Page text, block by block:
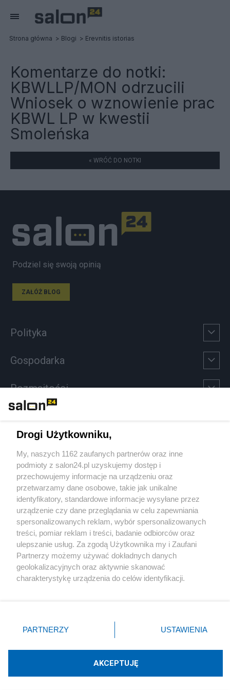
Strona główna Blogi Erevnitis istorias
Komentarze do notki:
KBWLLP/MON odrzucili
Wniosek o wznowienie prac
KBWL LP w kwestii
Smoleńska
« WRÓĆ DO NOTKI
Podziel się swoją opinią
ZAŁÓŻ BLOG
Polityka
Gospodarka
Rozmaitości
Sport
Społeczeństwo
Kultura
X Facebook Instagram Youtube
Technologię dostarcza:W3media.pl
Drogi Użytkowniku,
My, naszych 1162 zaufanych partnerów oraz inne
podmioty z salon24.pl uzyskujemy dostęp i
przechowujemy informacje na urządzeniu oraz
przetwarzamy dane osobowe, takie jak unikalne
identyfikatory, standardowe informacje wysyłane przez
urządzenie czy dane przeglądania w celu zapewniania
spersonalizowanych reklam, wybór spersonalizowanych
treści, pomiar reklam i treści, badanie odbiorców oraz
ulepszanie usług. Za zgodą Użytkownika my i Zaufani
Partnerzy możemy używać dokładnych danych
geolokalizacyjnych oraz aktywnie skanować
charakterystykę urządzenia do celów identyfikacji.
zmienić/wycofać klikając przycisk ustawień prywatności
znajdujący się w lewym dolnym rogu strony
rodzaje przetwarzania danych nie wymagają zgody
użytkownika, ale masz prawo sprzeciwić się takiemu
PARTNERZY USTAWIENIA
AKCEPTUJĘ